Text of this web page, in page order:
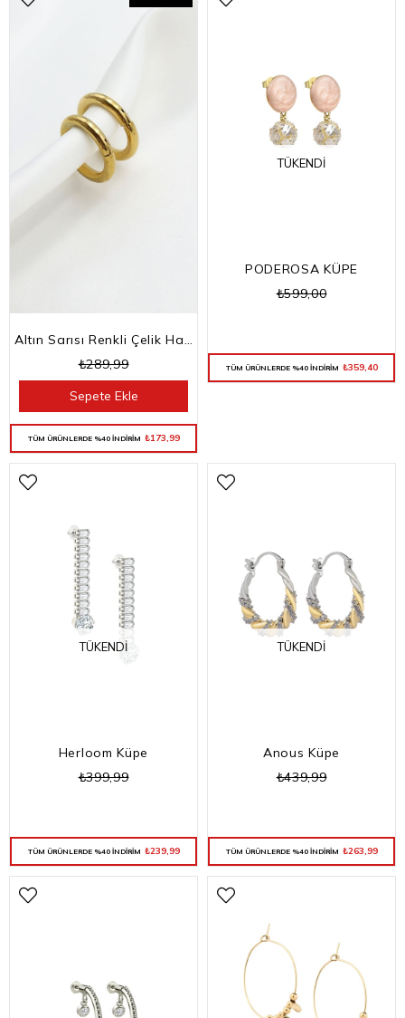
Altın Sarısı Renkli Çelik Halka Küpe
₺289,99
TÜM ÜRÜNLERDE %40 İNDİRİM ₺173,99
Sepete Ekle
TÜKENDI
PODEROSA KÜPE
₺599,00
TÜM ÜRÜNLERDE %40 İNDİRİM ₺359,40
TÜKENDI
Herloom Küpe
₺399,99
TÜM ÜRÜNLERDE %40 İNDİRİM ₺239,99
TÜKENDI
Anous Küpe
₺439,99
TÜM ÜRÜNLERDE %40 İNDİRİM ₺263,99